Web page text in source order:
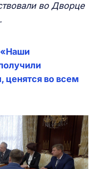
во Дворце
ценятся во всем